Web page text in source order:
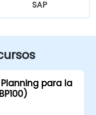
SAP
para la